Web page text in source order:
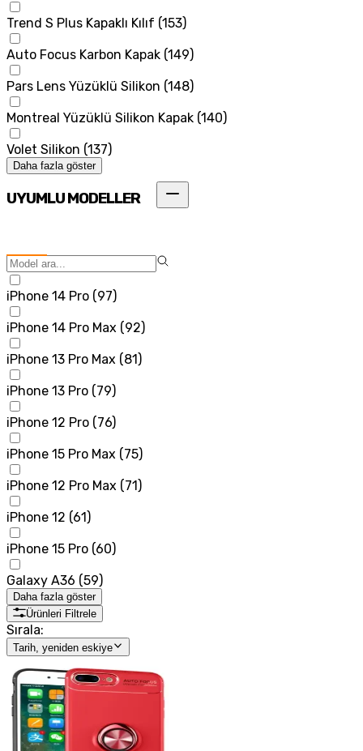
Trend S Plus Kapaklı Kılıf (153)
Auto Focus Karbon Kapak (149)
Pars Lens Yüzüklü Silikon (148)
Montreal Yüzüklü Silikon Kapak (140)
Volet Silikon (137)
Daha fazla göster
UYUMLU MODELLER
iPhone 14 Pro (97)
iPhone 14 Pro Max (92)
iPhone 13 Pro Max (81 )
iPhone 13 Pro (79)
iPhone 12 Pro (76)
iPhone 15 Pro Max (75)
iPhone 12 Pro Max (71 )
iPhone 12 (61 )
iPhone 15 Pro (60)
Galaxy A36 (59)
Daha fazla göster
Ürünleri Filtrele
Sırala:
Tarih, yeniden eskiye